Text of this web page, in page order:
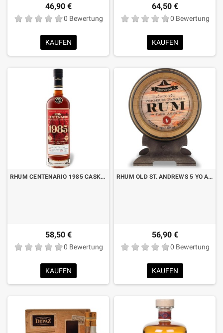
46,90 €
0 Bewertung
KAUFEN
64,50 €
0 Bewertung
KAUFEN
RHUM CENTENARIO 1985 CASK SELECTION SECOND BATCH CL.70
58,50 €
0 Bewertung
KAUFEN
RHUM OLD ST. ANDREWS 5 YO ADMIRAL’S CASK CL.70
56,90 €
0 Bewertung
KAUFEN